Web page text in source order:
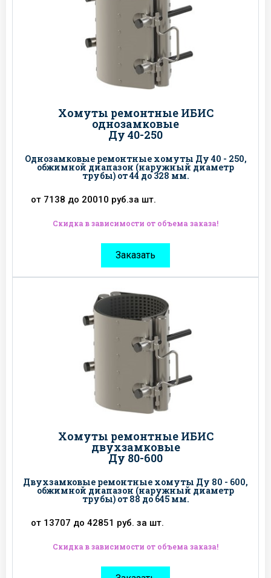
Хомуты ремонтные ИБИС
однозамковые
Ду 40-250
Однозамковые ремонтные хомуты Ду 40 - 250,
обжимной диапазон (наружный диаметр
трубы) от 44 до 328 мм.
от 7138 до 20010 руб.за шт.
Скидка в зависимости от объема заказа!
Заказать
Хомуты ремонтные ИБИС
двухзамковые
Ду 80-600
Двухзамковые ремонтные хомуты Ду 80 - 600,
обжимной диапазон (наружный диаметр
трубы) от 88 до 645 мм.
от 13707 до 42851 руб. за шт.
Скидка в зависимости от объема заказа!